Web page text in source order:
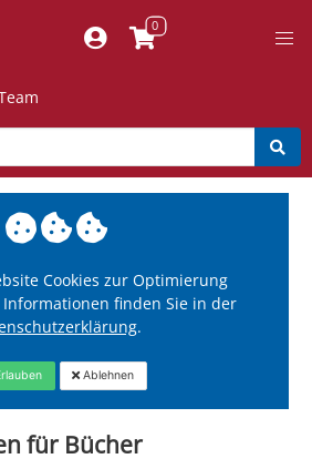
Cookies zur Optimierung
finden Sie in der
.
Ablehnen
für Bücher